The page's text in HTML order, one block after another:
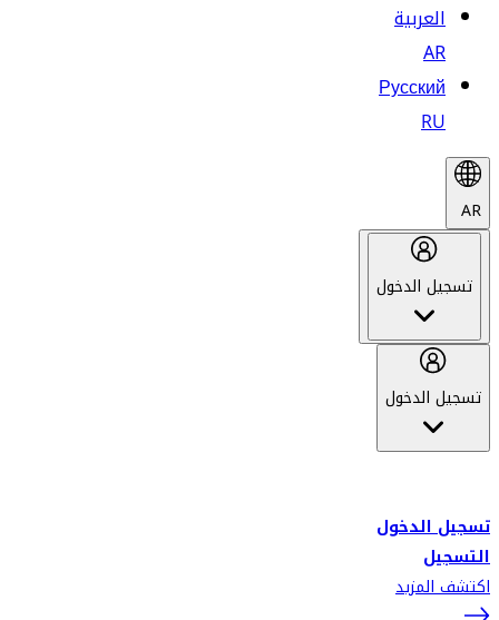
العربية
AR
Русский
RU
AR
تسجيل الدخول
تسجيل الدخول
تسجيل الدخول
التسجيل
اكتشف المزيد